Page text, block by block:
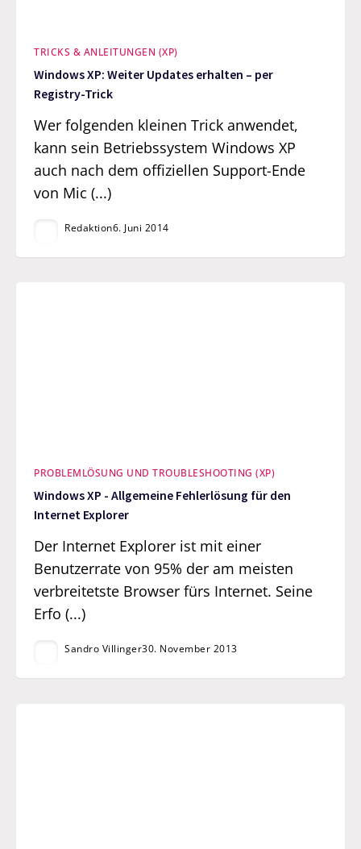
TRICKS & ANLEITUNGEN (XP)
Windows XP: Weiter Updates erhalten – per
Registry-Trick
Wer folgenden kleinen Trick anwendet,
kann sein Betriebssystem Windows XP
auch nach dem offiziellen Support-Ende
von Mic (...)
Redaktion6. Juni 2014
PROBLEMLÖSUNG UND TROUBLESHOOTING (XP)
Windows XP - Allgemeine Fehlerlösung für den
Internet Explorer
Der Internet Explorer ist mit einer
Benutzerrate von 95% der am meisten
verbreitetste Browser fürs Internet. Seine
Erfo (...)
Sandro Villinger30. November 2013